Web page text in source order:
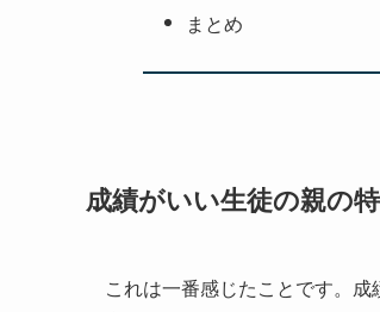
まとめ
成績がいい生徒の親の
これは一番感じたことです。